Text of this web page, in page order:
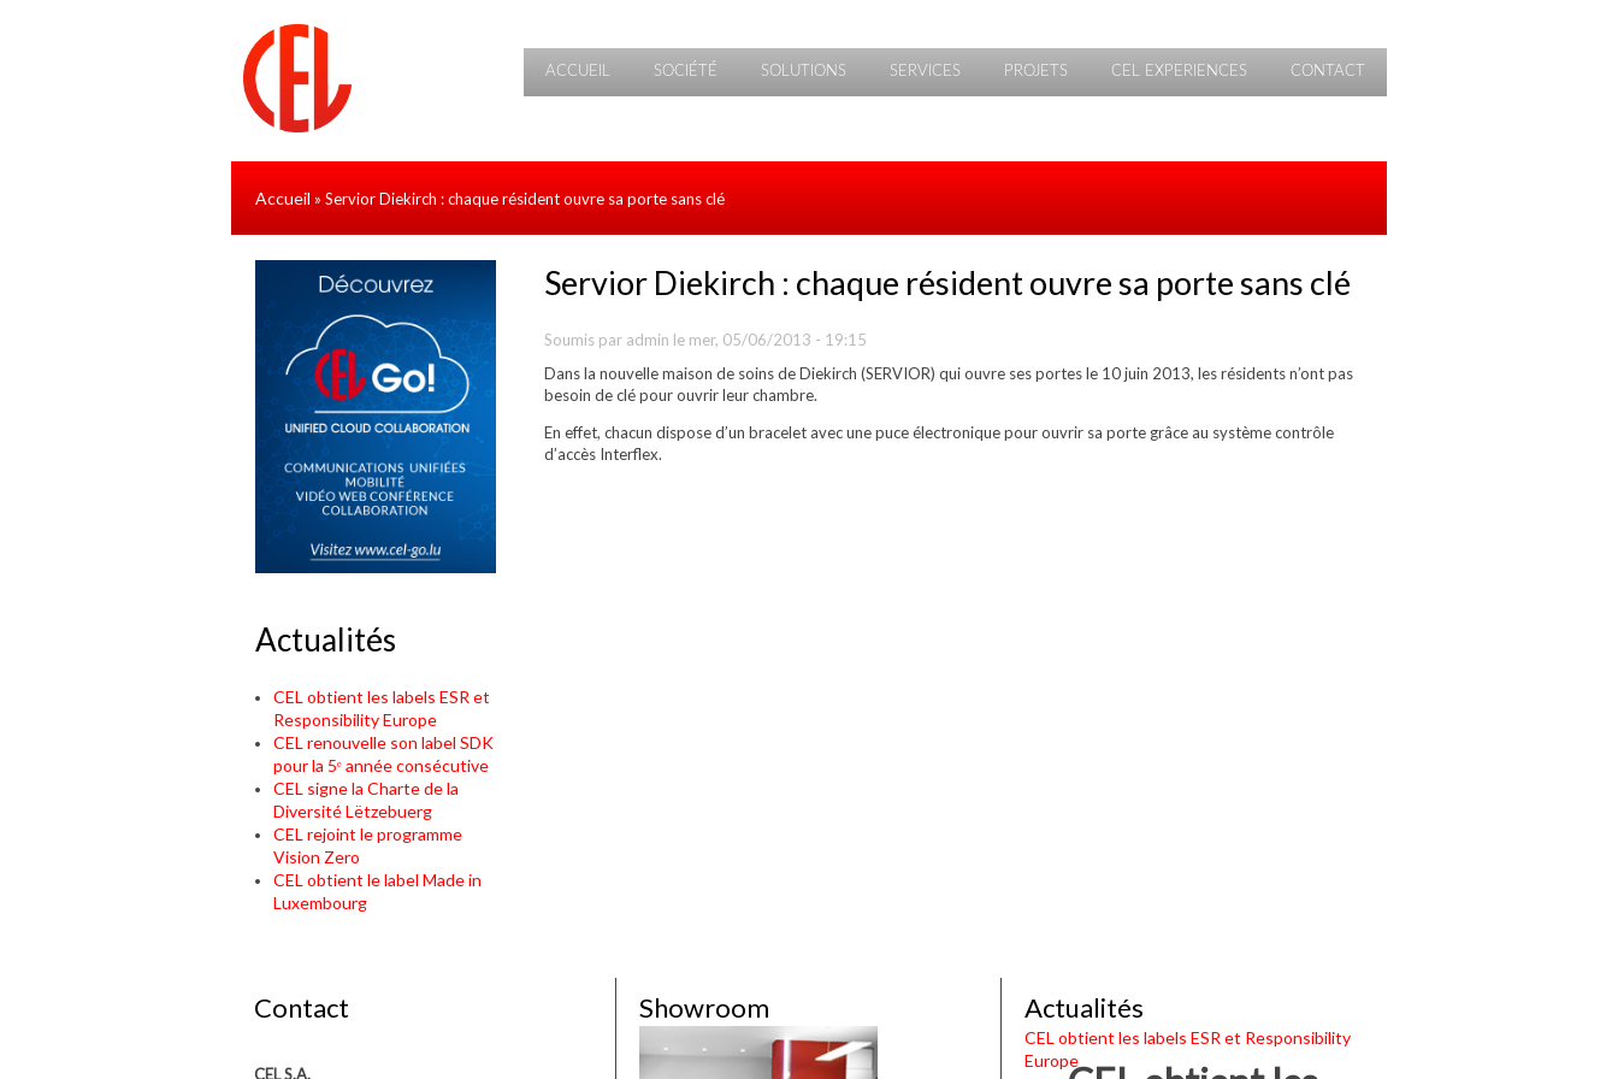
ACCUEIL SOCIÉTÉ SOLUTIONS SERVICES PROJETS CEL EXPERIENCES CONTACT
Accueil » Servior Diekirch : chaque résident ouvre sa porte sans clé
Servior Diekirch : chaque résident ouvre sa porte sans clé
Soumis par admin le mer, 05/06/2013 - 19:15
Dans la nouvelle maison de soins de Diekirch (SERVIOR) qui ouvre ses portes le 10 juin 2013, les résidents n’ont pas
besoin de clé pour ouvrir leur chambre.
En effet, chacun dispose d’un bracelet avec une puce électronique pour ouvrir sa porte grâce au système contrôle
d’accès Interflex.
Actualités
CEL obtient les labels ESR et
Responsibility Europe
CEL renouvelle son label SDK
pour la 5ᵉ année consécutive
CEL signe la Charte de la
Diversité Lëtzebuerg
CEL rejoint le programme
Vision Zero
CEL obtient le label Made in
Luxembourg
Contact
CEL S.A.
Showroom Actualités
CEL obtient les labels ESR et Responsibility
Europe